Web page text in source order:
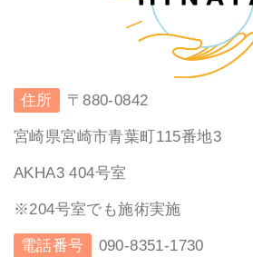
住所 〒880-0842
宮崎県宮崎市青葉町115番地3
AKHA3 404号室
※204号室でも施術実施
電話番号 090-8351-1730